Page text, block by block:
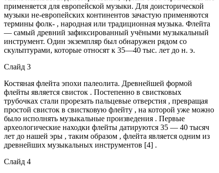
применяется для европейской музыки. Для доисторической
музыки не-европейских континентов зачастую применяются
термины фолк- , народная или традиционная музыка. Флейта
— самый древний зафиксированный учёными музыкальный
инструмент. Один экземпляр был обнаружен рядом со
скульптурами, которые относят к 35—40 тыс. лет до н. э.
Слайд 3
Костяная флейта эпохи палеолита. Древнейшей формой
флейты является свисток . Постепенно в свистковых
трубочках стали прорезать пальцевые отверстия , превращая
простой свисток в свистковую флейту , на которой уже можно
было исполнять музыкальные произведения . Первые
археологические находки флейты датируются 35 — 40 тысяч
лет до нашей эры , таким образом , флейта является одним из
древнейших музыкальных инструментов [4] .
Слайд 4